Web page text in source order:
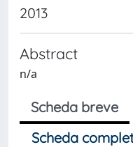
2013
Abstract
n/a
Scheda breve
Scheda